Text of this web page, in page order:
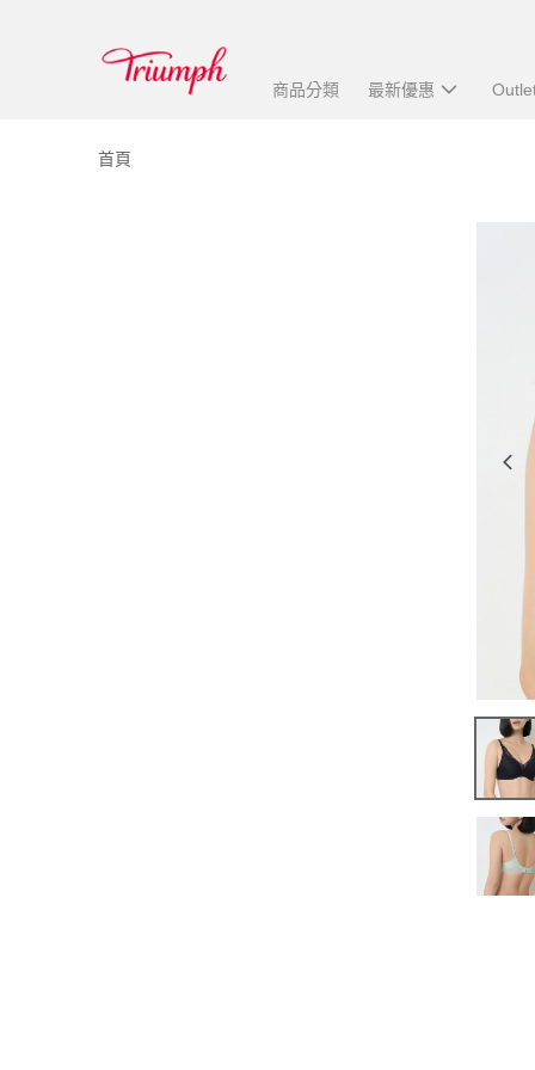
商品分類 最新優惠
首頁